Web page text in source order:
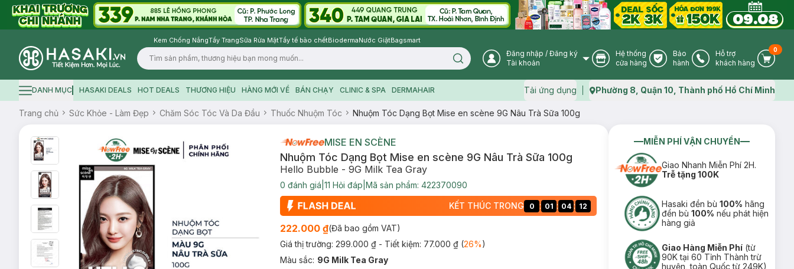
Kem Chống NắngTẩy TrangSữa Rửa MặtTẩy tế bào chếtBiodermaNước GiặtBagsmart
Logo
Search icon User Icon
Đăng nhập / Đăng ký
Tài khoản
Store Icon
Hệ thống
cửa hàng
Warranty Icon
Bảo
hành
Phone Icon
Hỗ trợ
khách hàng
Cart
0
Hamburger icon
DANH MỤC HASAKI DEALS HOT DEALS THƯƠNG HIỆU HÀNG MỚI VỀ BÁN CHẠY CLINIC & SPA DERMAHAIR Tải ứng dụng Map icon
Phường 8, Quận 10, Thành phố Hồ Chí Minh
Trang chủ Sức Khỏe - Làm Đẹp Chăm Sóc Tóc Và Da Đầu Thuốc Nhuộm Tóc Nhuộm Tóc Dạng Bọt Mise en scène 9G Nâu Trà Sữa 100g
MISE EN SCÈNE
Nhuộm Tóc Dạng Bọt Mise en scène 9G Nâu Trà Sữa 100g
Hello Bubble - 9G Milk Tea Gray
0 đánh giá 11 Hỏi đáp Mã sản phẩm: 422370090
KẾT THÚC TRONG 0 : 01 : 04 : 11
222.000 ₫(Đã bao gồm VAT)
Giá thị trường: 299.000 ₫ - Tiết kiệm: 77.000 ₫(26%)
Màu sắc: 9G Milk Tea Gray
MIỄN PHÍ VẬN CHUYỂN
Giao Nhanh Miễn Phí 2H.
Trễ tặng 100K
Hasaki đền bù100% hãng
đền bù100% nếu phát hiện
hàng giả
Giao Hàng Miễn Phí (từ
90K tại 60 Tỉnh Thành trừ
huyện, toàn Quốc từ 249K)